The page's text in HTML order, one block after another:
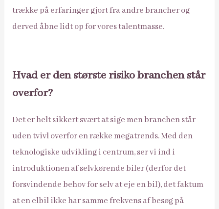
trække på erfaringer gjort fra andre brancher og
derved åbne lidt op for vores talentmasse.
Hvad er den største risiko branchen står
overfor?
Det er helt sikkert svært at sige men branchen står
uden tvivl overfor en række megatrends. Med den
teknologiske udvikling i centrum, ser vi ind i
introduktionen af selvkørende biler (derfor det
forsvindende behov for selv at eje en bil), det faktum
at en elbil ikke har samme frekvens af besøg på